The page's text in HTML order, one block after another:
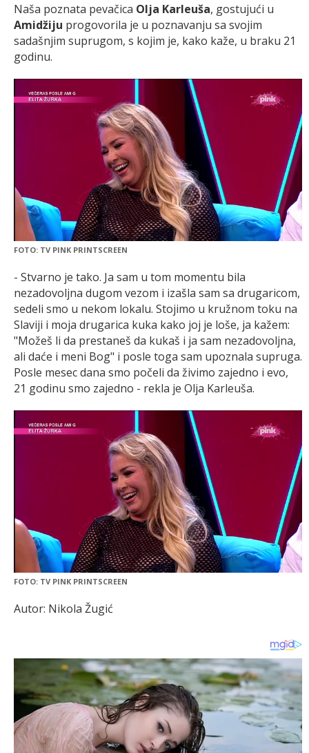
Naša poznata pevačica Olja Karleuša, gostujući u
Amidžiju progovorila je u poznavanju sa svojim
sadašnjim suprugom, s kojim je, kako kaže, u braku 21
godinu.
FOTO: TV PINK PRINTSCREEN
- Stvarno je tako. Ja sam u tom momentu bila
nezadovoljna dugom vezom i izašla sam sa drugaricom,
sedeli smo u nekom lokalu. Stojimo u kružnom toku na
Slaviji i moja drugarica kuka kako joj je loše, ja kažem:
"Možeš li da prestaneš da kukaš i ja sam nezadovoljna,
ali daće i meni Bog" i posle toga sam upoznala supruga.
Posle mesec dana smo počeli da živimo zajedno i evo,
21 godinu smo zajedno - rekla je Olja Karleuša.
FOTO: TV PINK PRINTSCREEN
Autor: Nikola Žugić